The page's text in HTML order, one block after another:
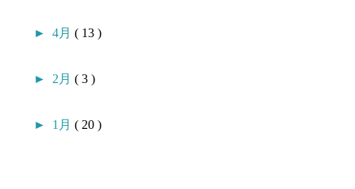
►4月( 13 )
► 2月( 3 )
► 1月( 20 )